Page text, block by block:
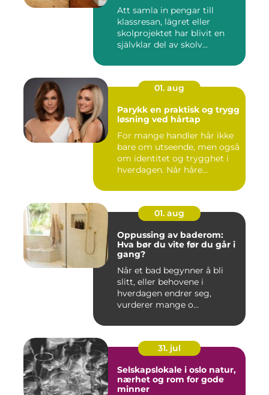
Att samla in pengar till
klassresan, lägret eller
skolprojektet har blivit en
självklar del av skolv...
01. aug
Parykk en praktisk og trygg
løsning ved hårtap
For mange handler hår ikke
bare om utseende, men også
om identitet og trygghet i
hverdagen. Når håre...
01. aug
Oppussing av baderom:
Hva bør du vite før du går i
gang?
Når et bad begynner å bli
slitt, eller behovene i
hverdagen endrer seg,
vurderer mange o...
31. jul
Selskapslokale i oslo natur,
nærhet og rom for gode
minner